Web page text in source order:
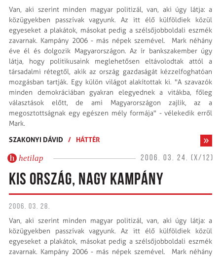
Van, aki szerint minden magyar politizál, van, aki úgy látja: a
közügyekben passzívak vagyunk. Az itt élő külföldiek közül
egyeseket a plakátok, másokat pedig a szélsőjobboldali eszmék
zavarnak. Kampány 2006 - más népek szemével. Mark néhány
éve él és dolgozik Magyarországon. Az ír bankszakember úgy
látja, hogy politikusaink meglehetősen eltávolodtak attól a
társadalmi rétegtől, akik az ország gazdaságát kézzelfoghatóan
mozgásban tartják. Egy külön világot alakítottak ki. "A szavazók
minden demokráciában gyakran elegyednek a vitákba, főleg
választások előtt, de ami Magyarországon zajlik, az a
megosztottságnak egy egészen mély formája" - vélekedik erről
Mark.
SZAKONYI DÁVID
/ HÁTTÉR
hetilap 2006. 03. 24. (X/12)
KIS ORSZÁG, NAGY KAMPÁNY
2006. 03. 28.
Van, aki szerint minden magyar politizál, van, aki úgy látja: a
közügyekben passzívak vagyunk. Az itt élő külföldiek közül
egyeseket a plakátok, másokat pedig a szélsőjobboldali eszmék
zavarnak. Kampány 2006 - más népek szemével. Mark néhány